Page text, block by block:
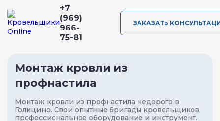
+7
(969)
966-
75-81
ЗАКАЗАТЬ
Монтаж кровли из
профнастила
Монтаж кровли из профнастила недорого в
Голицино. Свои опытные бригады кровельщиков,
профессиональное оборудование и инструмент.